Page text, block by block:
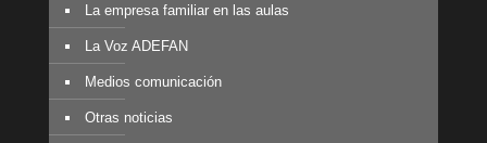
La empresa familiar en las aulas
La Voz ADEFAN
Medios comunicación
Otras noticias